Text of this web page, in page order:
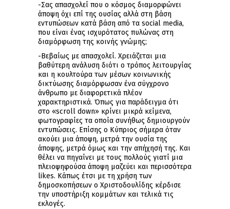
-Σας απασχολεί που ο κόσμος διαμορφώνει
άποψη όχι επί της ουσίας αλλά στη βάση
εντυπώσεων κατά βάση από τα social media,
που είναι ένας ισχυρότατος πυλώνας στη
διαμόρφωση της κοινής γνώμης;
-Βεβαίως με απασχολεί. Χρειάζεται μια
βαθύτερη ανάλυση διότι ο τρόπος λειτουργίας
και η κουλτούρα των μέσων κοινωνικής
δικτύωσης διαμόρφωσαν ένα σύγχρονο
άνθρωπο με διαφορετικά πλέον
χαρακτηριστικά. Όπως για παράδειγμα ότι
στο «scroll down» κρίνει μικρά κείμενα,
φωτογραφίες τα οποία συνήθως δημιουργούν
εντυπώσεις. Επίσης ο Κύπριος σήμερα όταν
ακούει μια άποψη, μετρά την ουσία της
άποψης, μετρά όμως και την απήχησή της. Και
θέλει να πηγαίνει με τους πολλούς γιατί μια
πλειοψηφούσα άποψη μαζεύει και περισσότερα
likes. Κάπως έτσι με τη χρήση των
δημοσκοπήσεων ο Χριστοδουλίδης κέρδισε
την υποστήριξη κομμάτων και τελικά τις
εκλογές.